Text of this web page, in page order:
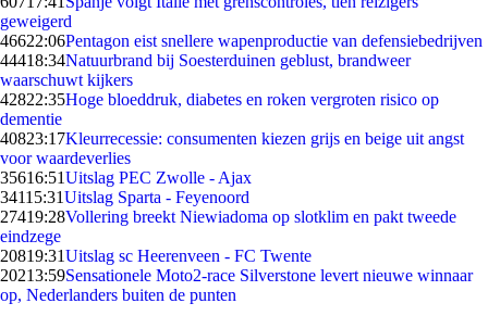
geweigerd
46622:06Pentagon eist snellere wapenproductie van defensiebedrijven
44418:34Natuurbrand bij Soesterduinen geblust, brandweer
waarschuwt kijkers
42822:35Hoge bloeddruk, diabetes en roken vergroten risico op
dementie
40823:17Kleurrecessie: consumenten kiezen grijs en beige uit angst
voor waardeverlies
35616:51Uitslag PEC Zwolle - Ajax
34115:31Uitslag Sparta - Feyenoord
27419:28Vollering breekt Niewiadoma op slotklim en pakt tweede
eindzege
20819:31Uitslag sc Heerenveen - FC Twente
20213:59Sensationele Moto2-race Silverstone levert nieuwe winnaar
op, Nederlanders buiten de punten